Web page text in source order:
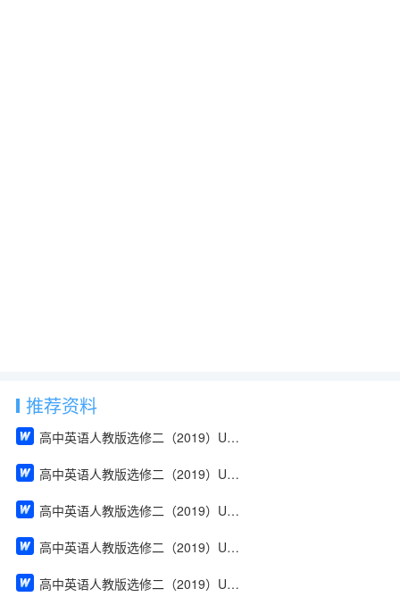
推荐资料
高中英语人教版选修二（2019）Unit 1 Build up your vocabulary（教案）
高中英语人教版选修二（2019）Unit 4 Using Language（教案）
高中英语人教版选修二（2019）Unit 2 Using Language（教案）
高中英语人教版选修二（2019）Unit 2 Reading and Thinking（教案）
高中英语人教版选修二（2019）Unit 2 Discover useful structures（教案）